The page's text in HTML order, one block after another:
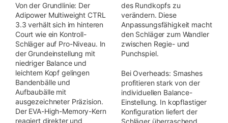
Von der Grundlinie: Der
Adipower Multiweight CTRL
3.3 verhält sich im hinteren
Court wie ein Kontroll-
Schläger auf Pro-Niveau. In
der Grundeinstellung mit
niedriger Balance und
leichtem Kopf gelingen
Bandenbälle und
Aufbaubälle mit
ausgezeichneter Präzision.
Der EVA-High-Memory-Kern
reagiert direkter und
des Rundkopfs zu
verändern. Diese
Anpassungsfähigkeit macht
den Schläger zum Wandler
zwischen Regie- und
Punchspiel.
Bei Overheads: Smashes
profitieren stark von der
individuellen Balance-
Einstellung. In kopflastiger
Konfiguration liefert der
Schläger überraschend